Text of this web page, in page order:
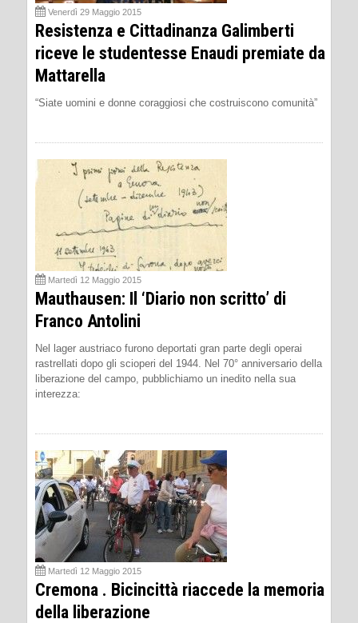
Venerdì 29 Maggio 2015
Resistenza e Cittadinanza Galimberti
riceve le studentesse Enaudi premiate da
Mattarella
“Siate uomini e donne coraggiosi che costruiscono comunità”
Martedì 12 Maggio 2015
Mauthausen: Il ‘Diario non scritto’ di
Franco Antolini
Nel lager austriaco furono deportati gran parte degli operai
rastrellati dopo gli scioperi del 1944. Nel 70° anniversario della
liberazione del campo, pubblichiamo un inedito nella sua
interezza:
Martedì 12 Maggio 2015
Cremona . Bicincittà riaccede la memoria
della liberazione